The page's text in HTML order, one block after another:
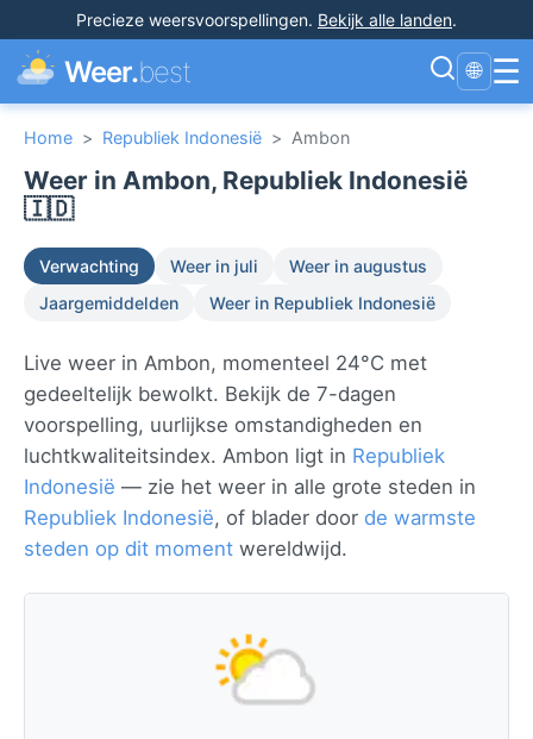
Precieze weersvoorspellingen. Bekijk alle landen.
Weer.best 🌐 ☰
Home > Republiek Indonesië > Ambon
Weer in Ambon, Republiek Indonesië
🇮🇩
Verwachting Weer in juli
Weer in augustus
Jaargemiddelden
Weer in Republiek Indonesië
Live weer in Ambon, momenteel 24°C met
gedeeltelijk bewolkt. Bekijk de 7-dagen
voorspelling, uurlijkse omstandigheden en
luchtkwaliteitsindex. Ambon ligt in Republiek
Indonesië — zie het weer in alle grote steden in
Republiek Indonesië, of blader door de warmste
steden op dit moment wereldwijd.